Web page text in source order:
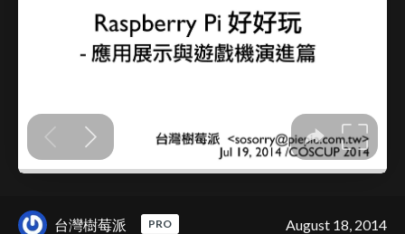
台灣樹莓派 PRO August 18, 2014